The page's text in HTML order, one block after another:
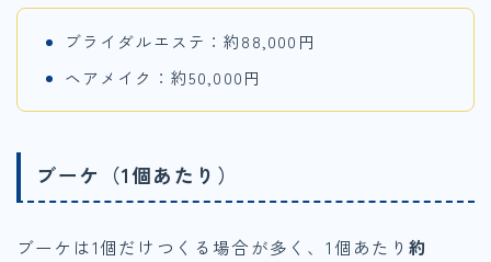
ブライダルエステ：約88,000円
ヘアメイク：約50,000円
ブーケ（1個あたり）
ブーケは1個だけつくる場合が多く、1個あたり約